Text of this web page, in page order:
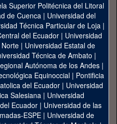
Superior Politécnica del Litoral
de Cuenca| Universidad del
Técnica Particular de Loja|
del Ecuador| Universidad
| Universidad Estatal de
Técnica de Ambato |
Autónoma de los Andes|
Equinoccial| Pontificia
del Ecuador | Universidad
Salesiana | Universidad
Ecuador | Universidad de las
ESPE | Universidad de